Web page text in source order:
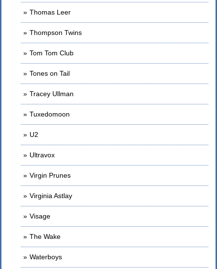
Thomas Leer
Thompson Twins
Tom Tom Club
Tones on Tail
Tracey Ullman
Tuxedomoon
U2
Ultravox
Virgin Prunes
Virginia Astlay
Visage
The Wake
Waterboys